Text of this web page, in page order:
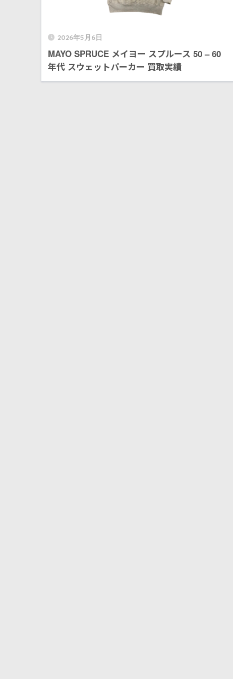
2026年5月6日
MAYO SPRUCE メイヨー スプルース 50 – 60
年代 スウェットパーカー 買取実績